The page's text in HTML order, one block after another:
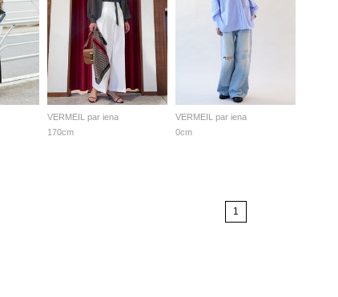
VERMEIL par iena
170cm
VERMEIL par iena
0cm
1